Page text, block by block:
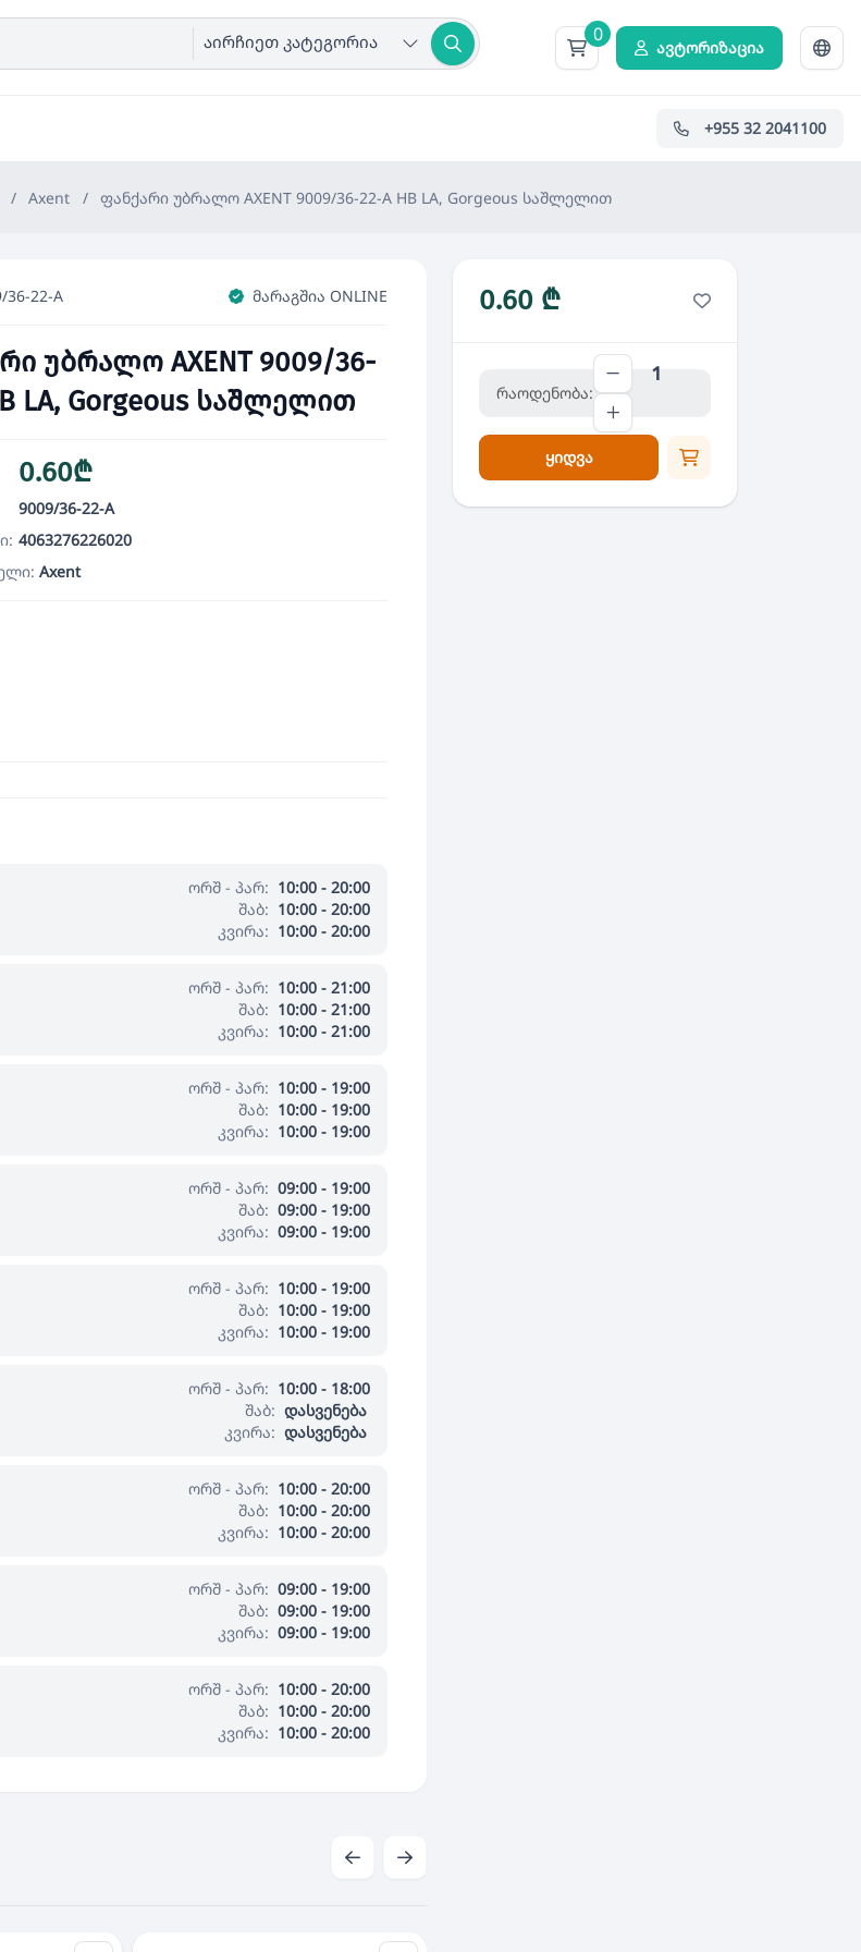
აირჩიეთ კატეგორია 0
ავტორიზაცია
+955 32 2041100
/ Axent / ფანქარი უბრალო AXENT 9009/36-22-A HB LA, Gorgeous საშლელით
22-A მარაგშია ONLINE
უბრალო AXENT 9009/36-
LA, Gorgeous საშლელით
0.60₾
9009/36-22-A
4063276226020
Axent
ორშ - პარ: 10:00 - 20:00
შაბ: 10:00 - 20:00
კვირა: 10:00 - 20:00
ორშ - პარ: 10:00 - 21:00
შაბ: 10:00 - 21:00
კვირა: 10:00 - 21:00
ორშ - პარ: 10:00 - 19:00
შაბ: 10:00 - 19:00
კვირა: 10:00 - 19:00
ორშ - პარ: 09:00 - 19:00
შაბ: 09:00 - 19:00
კვირა: 09:00 - 19:00
ორშ - პარ: 10:00 - 19:00
შაბ: 10:00 - 19:00
კვირა: 10:00 - 19:00
ორშ - პარ: 10:00 - 18:00
შაბ: დასვენება
კვირა: დასვენება
ორშ - პარ: 10:00 - 20:00
შაბ: 10:00 - 20:00
კვირა: 10:00 - 20:00
ორშ - პარ: 09:00 - 19:00
შაბ: 09:00 - 19:00
კვირა: 09:00 - 19:00
ორშ - პარ: 10:00 - 20:00
შაბ: 10:00 - 20:00
კვირა: 10:00 - 20:00
0.60 ₾
რაოდენობა:
ყიდვა